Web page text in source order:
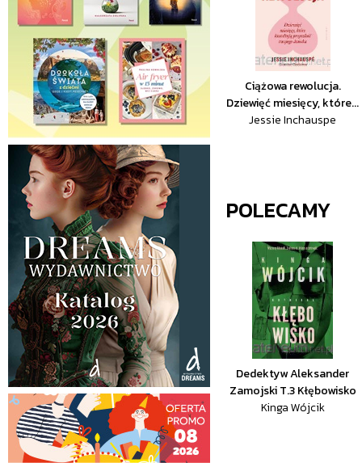
Ciążowa rewolucja.
Dziewięć miesięcy, które...
Jessie Inchauspe
POLECAMY
Dedektyw Aleksander
Zamojski T.3 Kłębowisko
Kinga Wójcik